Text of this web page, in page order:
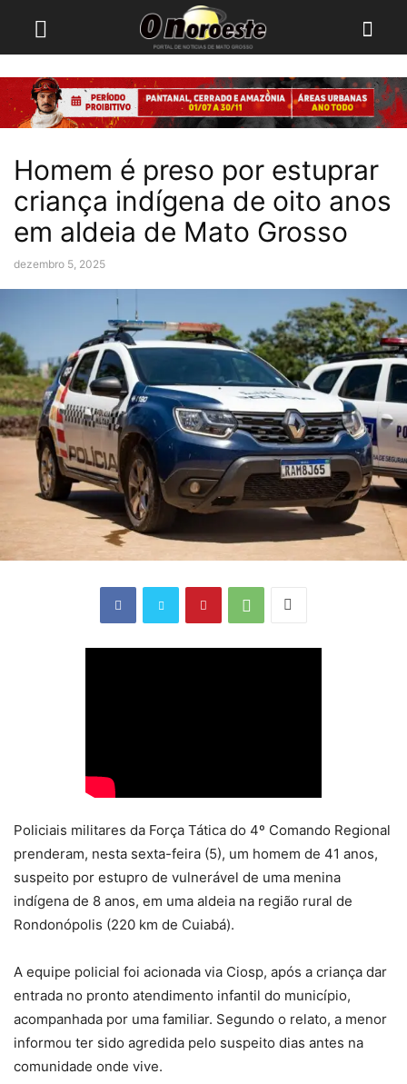
Homem é preso por estuprar
criança indígena de oito anos
em aldeia de Mato Grosso
dezembro 5, 2025
Policiais militares da Força Tática do 4º Comando Regional
prenderam, nesta sexta-feira (5), um homem de 41 anos,
suspeito por estupro de vulnerável de uma menina
indígena de 8 anos, em uma aldeia na região rural de
Rondonópolis (220 km de Cuiabá).
A equipe policial foi acionada via Ciosp, após a criança dar
entrada no pronto atendimento infantil do município,
acompanhada por uma familiar. Segundo o relato, a menor
informou ter sido agredida pelo suspeito dias antes na
comunidade onde vive.